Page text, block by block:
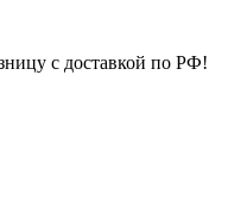
с доставкой по РФ!